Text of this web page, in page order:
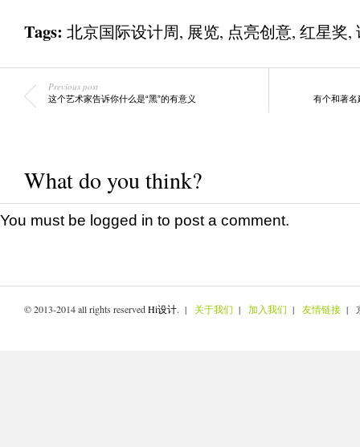
Tags: 北京国际设计周, 展览, 点亮创意, 红星奖,
Previous post
这个艺术家告诉你什么是“黑”的有意义 有个和著名
What do you think?
You must be logged in to post a comment.
© 2013-2014 all rights reservedHi设计. | 关于我们 | 加入我们 | 友情链接 |